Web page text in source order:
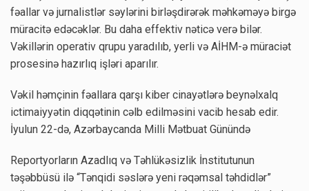
fəallar və jurnalistlər səylərini birləşdirərək məhkəməyə birgə
müracitə edəcəklər. Bu daha effektiv nəticə verə bilər.
Vəkillərin operativ qrupu yaradılıb, yerli və AİHM-ə müraciət
prosesinə hazırlıq işləri aparılır.
Vəkil həmçinin fəallara qarşı kiber cinayətlərə beynəlxalq
ictimaiyyətin diqqətinin cəlb edilməsini vacib hesab edir.
İyulun 22-də, Azərbaycanda Milli Mətbuat Günündə
Reportyorların Azadlıq və Təhlükəsizlik İnstitutunun
təşəbbüsü ilə “Tənqidi səslərə yeni rəqəmsal təhdidlər”